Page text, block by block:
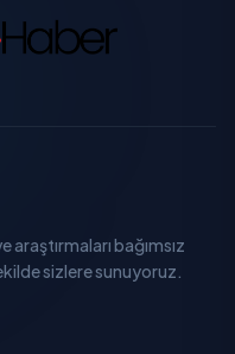
bağımsız
sizlere sunuyoruz.